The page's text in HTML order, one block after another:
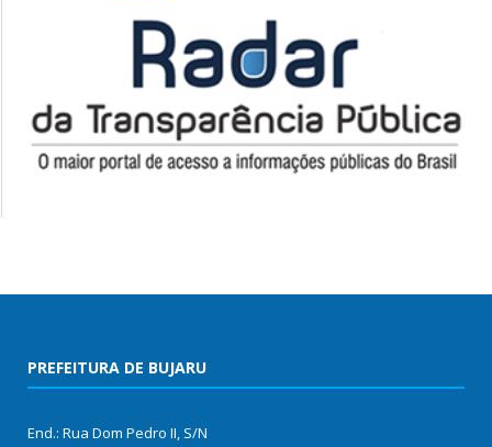
PREFEITURA DE BUJARU
End.: Rua Dom Pedro II, S/N